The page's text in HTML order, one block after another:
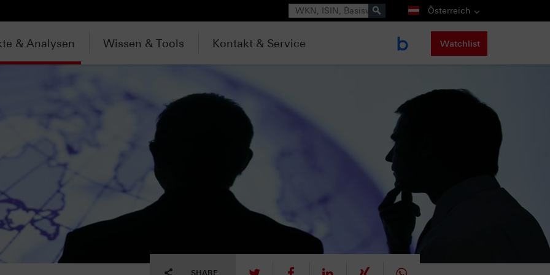
Suche Österreich
& Analysen Wissen & Tools Kontakt & Service Watchlist
SHARE tweet mitteilen